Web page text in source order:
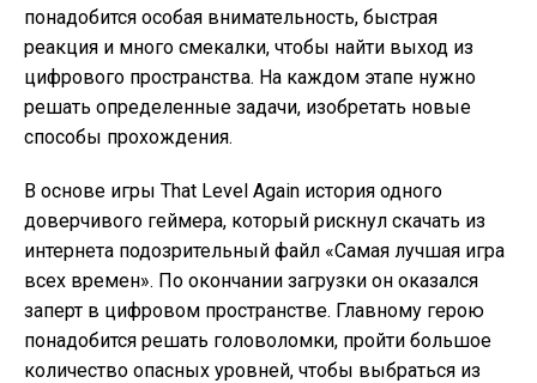
понадобится особая внимательность, быстрая
реакция и много смекалки, чтобы найти выход из
цифрового пространства. На каждом этапе нужно
решать определенные задачи, изобретать новые
способы прохождения.
В основе игры That Level Again история одного
доверчивого геймера, который рискнул скачать из
интернета подозрительный файл «Самая лучшая игра
всех времен». По окончании загрузки он оказался
заперт в цифровом пространстве. Главному герою
понадобится решать головоломки, пройти большое
количество опасных уровней, чтобы выбраться из